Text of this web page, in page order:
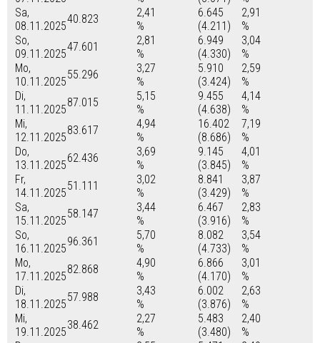
Sa,
08.11.2025
40.823
2,41
%
6.645
(4.211)
2,91
%
So,
09.11.2025
47.601
2,81
%
6.949
(4.330)
3,04
%
Mo,
10.11.2025
55.296
3,27
%
5.910
(3.424)
2,59
%
Di,
11.11.2025
87.015
5,15
%
9.455
(4.638)
4,14
%
Mi,
12.11.2025
83.617
4,94
%
16.402
(8.686)
7,19
%
Do,
13.11.2025
62.436
3,69
%
9.145
(3.845)
4,01
%
Fr,
14.11.2025
51.111
3,02
%
8.841
(3.429)
3,87
%
Sa,
15.11.2025
58.147
3,44
%
6.467
(3.916)
2,83
%
So,
16.11.2025
96.361
5,70
%
8.082
(4.733)
3,54
%
Mo,
17.11.2025
82.868
4,90
%
6.866
(4.170)
3,01
%
Di,
18.11.2025
57.988
3,43
%
6.002
(3.876)
2,63
%
Mi,
19.11.2025
38.462
2,27
%
5.483
(3.480)
2,40
%